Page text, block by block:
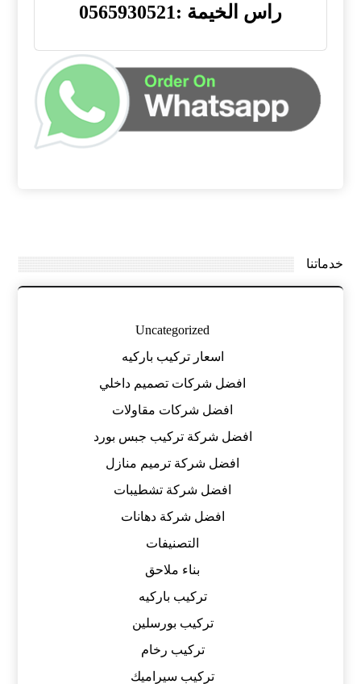
راس الخيمة :0565930521
خدماتنا
Uncategorized
اسعار تركيب باركيه
افضل شركات تصميم داخلي
افضل شركات مقاولات
افضل شركة تركيب جبس بورد
افضل شركة ترميم منازل
افضل شركة تشطيبات
افضل شركة دهانات
التصنيفات
بناء ملاحق
تركيب باركيه
تركيب بورسلين
تركيب رخام
تركيب سيراميك